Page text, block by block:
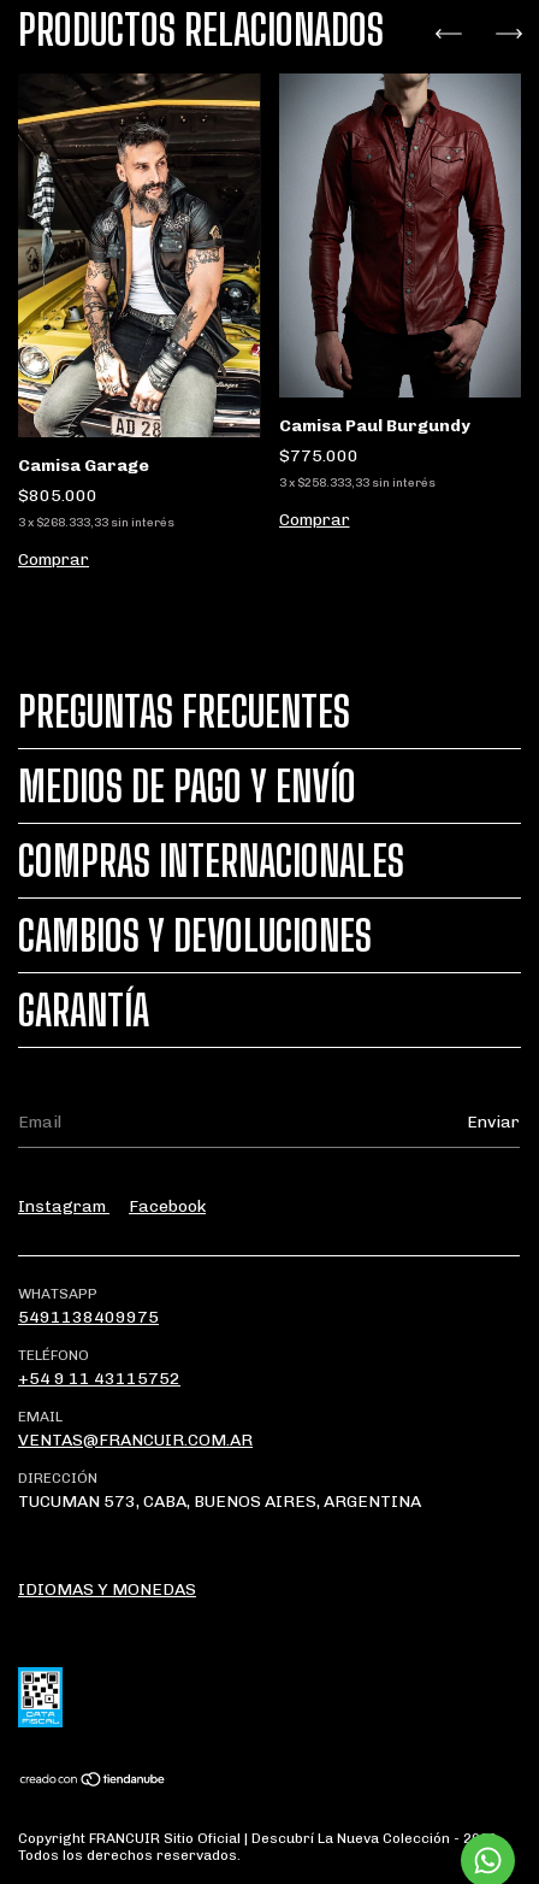
PRODUCTOS RELACIONADOS
Camisa Garage
$805.000
3x $268.333,33 sin interés
Comprar
Camisa Paul Burgundy
$775.000
3 x $258.333,33 sin interés
Comprar
PREGUNTAS FRECUENTES
MEDIOS DE PAGO Y ENVÍO
COMPRAS INTERNACIONALES
CAMBIOS Y DEVOLUCIONES
GARANTÍA
Instagram Facebook
WHATSAPP
5491138409975
TELÉFONO
+54 9 11 43115752
EMAIL
VENTAS@FRANCUIR.COM.AR
DIRECCIÓN
TUCUMAN 573, CABA, BUENOS AIRES, ARGENTINA
IDIOMAS Y MONEDAS
Copyright FRANCUIR Sitio Oficial | Descubrí La Nueva Colección - 2026.
Todos los derechos reservados.